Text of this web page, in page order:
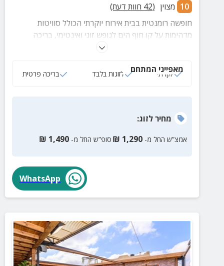
10 מצוין (
42 חוות דעת)
חופשה רומנטית בבית אירוח יוקרתי הכולל סוויטות
מדהימות על קו חוף הים לנופש זוגי ואינטימי, בריכה
פרטית מחוממת בחורף, חדר שינה מרווח ונעים, מטבח
מאפייני המתחם
יוקרתי לזוגות בלבד בריכה פרטית
מחירלזוג:
אמצ”ש החל מ- 1,290
₪ סופ”ש החל מ- 1,490
₪
WhatsApp